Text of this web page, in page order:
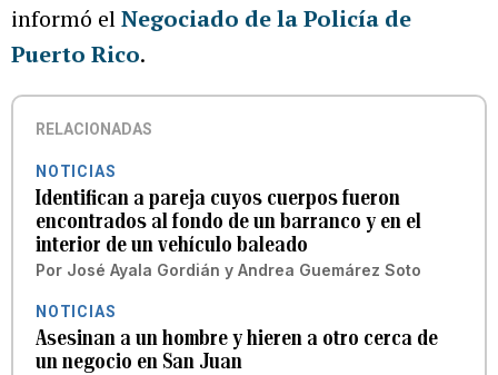
informó elNegociado de la Policía de
Puerto Rico.
RELACIONADAS
NOTICIAS
Identifican a pareja cuyos cuerpos fueron
encontrados al fondo de un barranco y en el
interior de un vehículo baleado
Por José Ayala Gordián y Andrea Guemárez Soto
NOTICIAS
Asesinan a un hombre y hieren a otro cerca de
un negocio en San Juan